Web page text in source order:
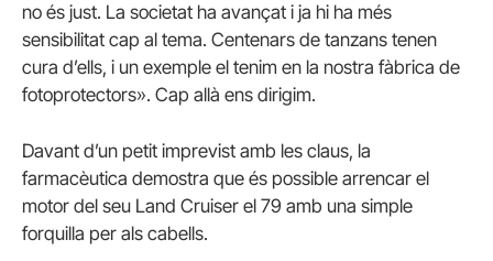
no és just. La societat ha avançat i ja hi ha més
sensibilitat cap al tema. Centenars de tanzans tenen
cura d’ells, i un exemple el tenim en la nostra fàbrica de
fotoprotectors». Cap allà ens dirigim.
Davant d’un petit imprevist amb les claus, la
farmacèutica demostra que és possible arrencar el
motor del seu Land Cruiser el 79 amb una simple
forquilla per als cabells.